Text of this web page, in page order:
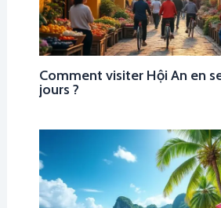
Comment visiter Hội An en
jours ?